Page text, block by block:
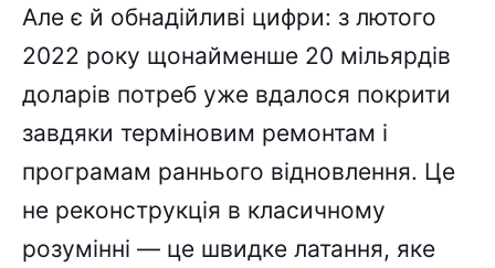
Але є й обнадійливі цифри: з лютого
2022 року щонайменше 20 мільярдів
доларів потреб уже вдалося покрити
завдяки терміновим ремонтам і
програмам раннього відновлення. Це
не реконструкція в класичному
розумінні — це швидке латання, яке